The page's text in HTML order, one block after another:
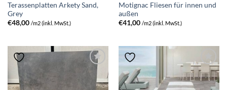
Terassenplatten Arkety Sand,
Grey
€48,00 /m2 (inkl. MwSt.)
Motignac Fliesen für innen und
außen
€41,00 /m2 (inkl. MwSt.)